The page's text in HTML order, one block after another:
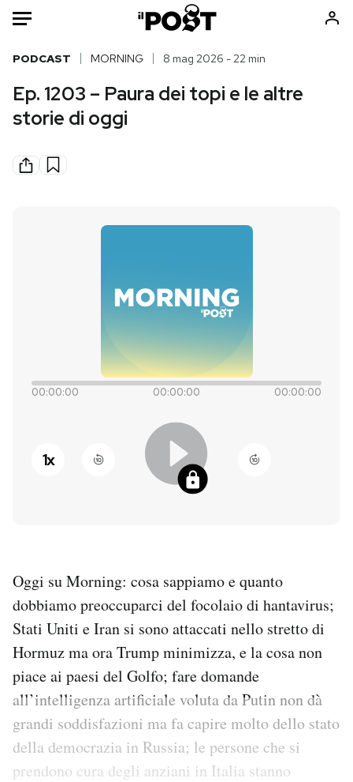
Auto
HOME
Mondo
Politica
Ok Boomer!
Altrecose
Mondiali calcio 2026
PODCAST
CALENDARIO
AREA PERSONALE
Entra
PODCAST MORNING 8 mag 2026 - 22 min
Ep. 1203 – Paura dei topi e le altre
storie di oggi
00:00:00 00:00:00 00:00:00
1x
Oggi su Morning: cosa sappiamo e quanto
dobbiamo preoccuparci del focolaio di hantavirus;
Stati Uniti e Iran si sono attaccati nello stretto di
Hormuz ma ora Trump minimizza, e la cosa non
piace ai paesi del Golfo; fare domande
all’intelligenza artificiale voluta da Putin non dà
grandi soddisfazioni ma fa capire molto dello stato
della democrazia in Russia; le persone che si
prendono cura degli anziani in Italia stanno